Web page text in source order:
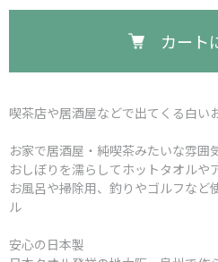
カート
喫茶店や居酒屋などで出てくる白い
お家で居酒屋・純喫茶みたいな雰囲
おしぼりを濡らしてホットタオルや
お風呂や掃除用、釣りやゴルフなど
ル
安心の日本製